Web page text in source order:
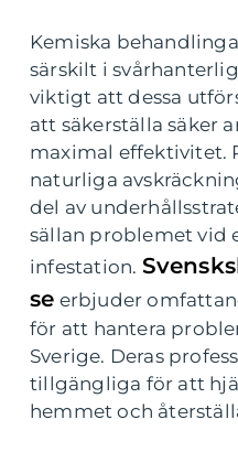
Kemiska
särskilt i
viktigt att dessa
att säkerställa säker
maximal effektivitet.
naturliga
del av
sällan problemet vid
infestation.
se erbjuder
för att hantera
Sverige. Deras
tillgängliga för att
hemmet och